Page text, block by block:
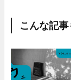
こんな記